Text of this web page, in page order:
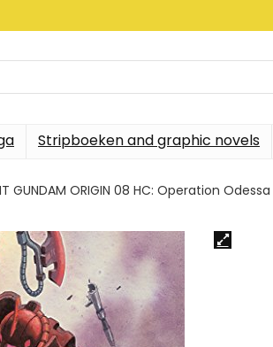
Stripboeken and graphic novels
GUNDAM ORIGIN 08 HC: Operation Odessa